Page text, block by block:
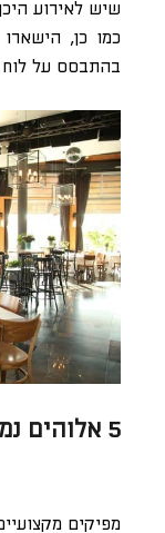
שיש לאירוע
כמו כן,
בהתבסס על לוח
5 אלוהים נמצא בפרטים הקטנים
מפיקים